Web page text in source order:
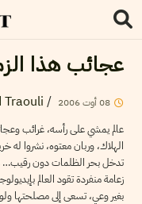
عجائب هذا
08أوت2006
/
Traouli
عالم يمشي على رأسه، غرائب
الهلاك، وربان معتوه، نشروا
تدخل بحر الظلمات دون رقيب…
زعامة منفردة تقود العالم
بغير وعي، تسعى إلى مصلحتها